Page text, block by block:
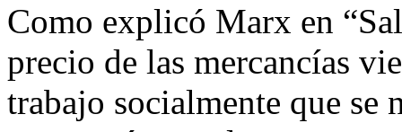
Como explicó Marx en
precio de las mercancías
trabajo socialmente que se